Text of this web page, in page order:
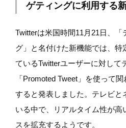
ゲティングに利用する
Twitterは米国時間11月21日、
グ」と名付けた新機能では、特
ているTwitterユーザーに対して
「Promoted Tweet」を使って
すると発表しました。テレビと
いる中で、リアルタイム性が高
スを拡充するようです。